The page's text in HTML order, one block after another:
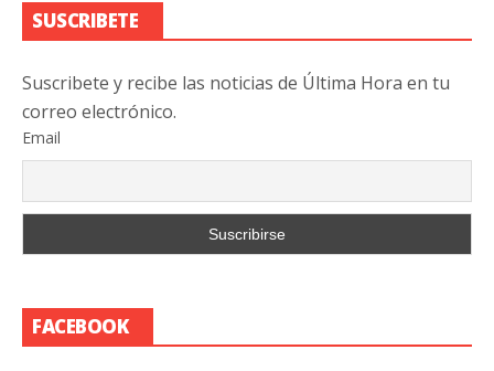
SUSCRIBETE
Suscribete y recibe las noticias de Última Hora en tu
correo electrónico.
Email
FACEBOOK